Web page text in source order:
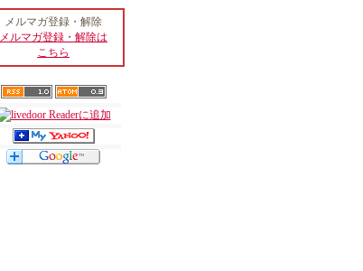
メルマガ登録・解除
メルマガ登録・解除は
こちら